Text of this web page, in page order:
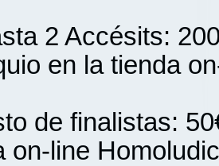
2 Accésits:
en la tienda
de finalistas:
on-line